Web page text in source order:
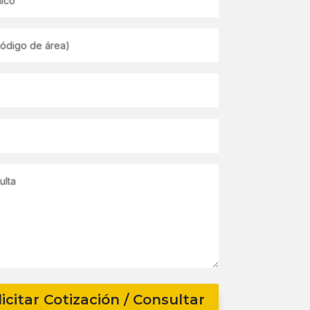
Cotización / Consultar